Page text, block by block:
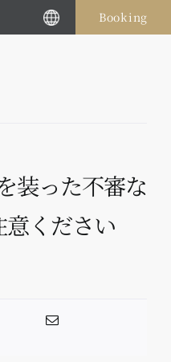
Booking
を装った不審な
意ください